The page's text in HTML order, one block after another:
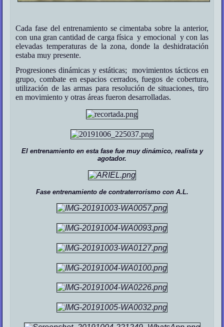
Cada fase del entrenamiento se cimentaba sobre la anterior,
con una gran cantidad de carga física y emocional y con las
elevadas temperaturas de la zona, donde la deshidratación
estaba muy presente.
Progresiones dinámicas y estáticas; movimientos tácticos en
grupo, combate en espacios cerrados, fuegos de cobertura,
utilización de las armas para resolución de situaciones, tiro
en movimiento y otras áreas fueron desarrolladas.
El entrenamiento en esta fase fue muy dinámico, realista y
agotador.
Fase entrenamiento de contraterrorismo con A.L.